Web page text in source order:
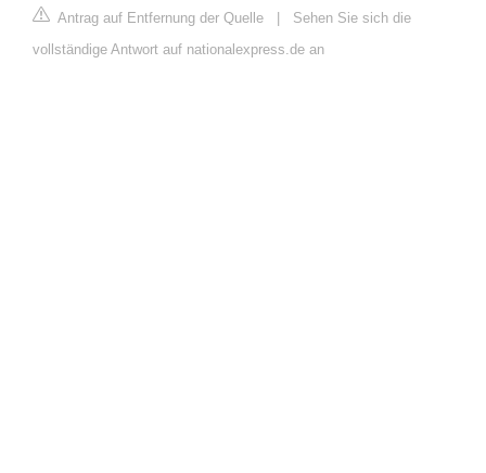
Antrag auf Entfernung der Quelle | Sehen Sie sich die
vollständige Antwort auf nationalexpress.de an